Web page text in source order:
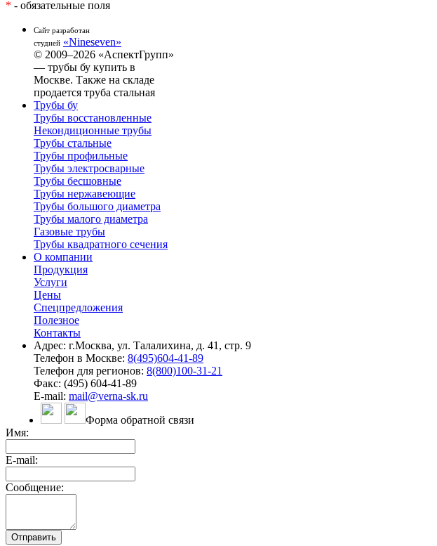
* - обязательные поля
Сайт разработан
студией «Nineseven»
© 2009–2026 «АспектГрупп»
— трубы бу купить в
Москве. Также на складе
продается труба стальная
Трубы бу
Трубы восстановленные
Некондиционные трубы
Трубы стальные
Трубы профильные
Трубы электросварные
Трубы бесшовные
Трубы нержавеющие
Трубы большого диаметра
Трубы малого диаметра
Газовые трубы
Трубы квадратного сечения
О компании
Продукция
Услуги
Цены
Спецпредложения
Полезное
Контакты
Адрес: г.Москва, ул. Талалихина, д. 41, стр. 9
Телефон в Москве: 8(495)604-41-89
Телефон для регионов: 8(800)100-31-21
Факс: (495) 604-41-89
E-mail: mail@verna-sk.ru
Форма обратной связи
Имя:
E-mail:
Сообщение: